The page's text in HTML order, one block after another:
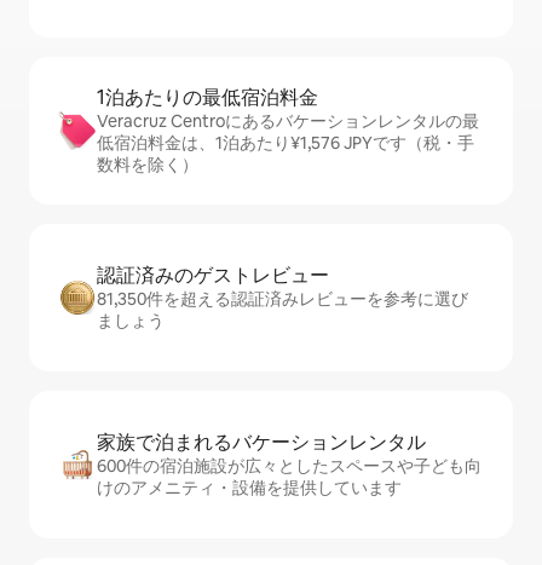
1泊あたりの最⁠低⁠宿⁠泊⁠料⁠金
Veracruz Centroにあるバケーションレンタルの最
低宿泊料金は、1泊あたり¥1,576 JPYです（税・手
数料を除く）
認証済みのゲ⁠ス⁠ト⁠レ⁠ビ⁠ュ⁠ー
81,350件を超える認証済みレビューを参考に選び
ましょう
家族で泊まれるバ⁠ケ⁠ー⁠シ⁠ョ⁠ンレ⁠ン⁠タ⁠ル
600件の宿泊施設が広々としたスペースや子ども向
けのアメニティ・設備を提供しています